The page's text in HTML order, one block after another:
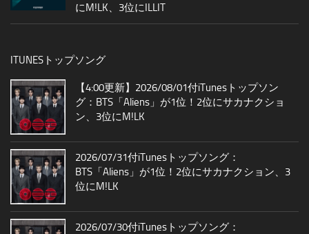
にM!LK、3位にILLIT
ITUNESトップソング
【4:00更新】2026/08/01付iTunesトップソン
グ：BTS「Aliens」が1位！2位にサカナクショ
ン、3位にM!LK
2026/07/31付iTunesトップソング：
BTS「Aliens」が1位！2位にサカナクション、3
位にM!LK
2026/07/30付iTunesトップソング：